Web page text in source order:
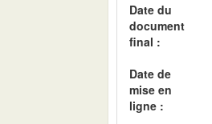
Date du
document
final :
Date de
mise en
ligne :